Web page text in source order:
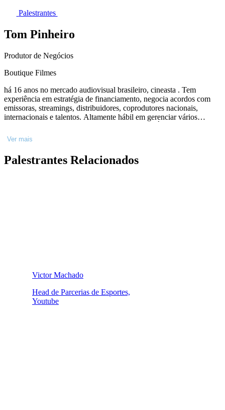
Palestrantes
Tom Pinheiro
Produtor de Negócios
Boutique Filmes
há 16 anos no mercado audiovisual brasileiro, cineasta . Tem
experiência em estratégia de financiamento, negocia acordos com
emissoras, streamings, distribuidores, coprodutores nacionais,
internacionais e talentos. Altamente hábil em gerenciar vários
(UFBA), com pesquisa nas áreas de “Cinema Africano” e “Cinema
e Narrativas”. É também graduado em Comunicação e Multimeios
C) Como Produtor Executivo, acumula na bagagem a produção de
Ver mais
Palestrantes Relacionados
Victor Machado
Head de Parcerias de Esportes,
Youtube